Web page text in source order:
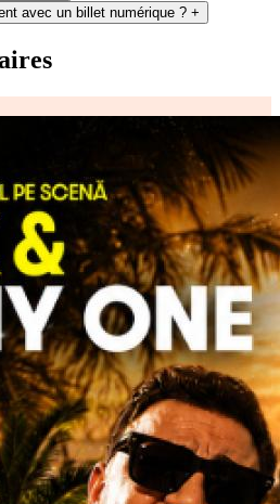
avec un billet numérique ? +